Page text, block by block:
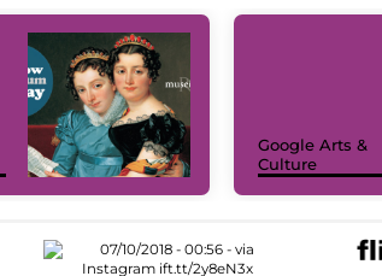
Google Arts &
Culture